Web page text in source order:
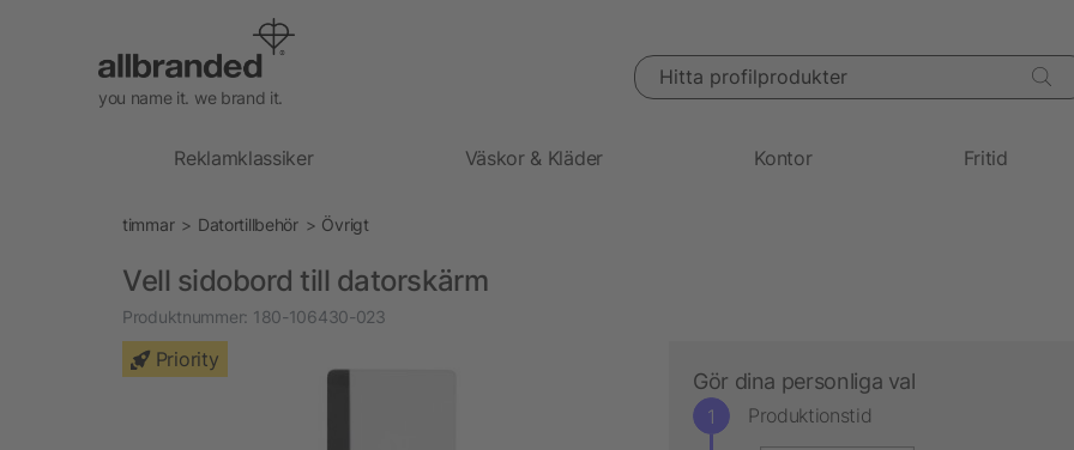
you name it. we brand it.
Hitta profilprodukter
Reklamklassiker Väskor & Kläder Kontor Fritid
timmar Datortillbehör Övrigt
Vell sidobord till datorskärm
Produktnummer: 180-106430-023
Priority
Gör dina personliga val
Produktionstid